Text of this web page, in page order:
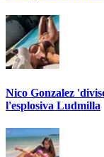
Nico Gonzalez
l'esplosiva Ludmilla